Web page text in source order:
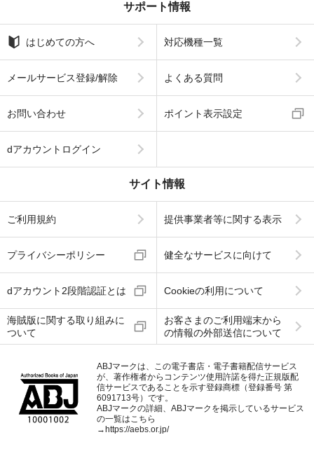
サポート情報
はじめての方へ 対応機種一覧
メールサービス登録/解除 よくある質問
お問い合わせ ポイント表示設定
dアカウントログイン
サイト情報
ご利用規約 提供事業者等に関する表示
プライバシーポリシー 健全なサービスに向けて
dアカウント2段階認証とは Cookieの利用について
海賊版に関する取り組みに
ついて
お客さまのご利用端末から
の情報の外部送信について
ABJマークは、この電子書店・電子書籍配信サービス
が、著作権者からコンテンツ使用許諾を得た正規版配
信サービスであることを示す登録商標（登録番号 第
6091713号）です。
ABJマークの詳細、ABJマークを掲示しているサービス
の一覧はこちら
→ https://aebs.or.jp/